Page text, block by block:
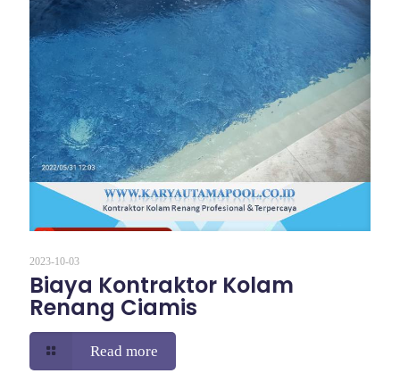
2023-10-03
Biaya Kontraktor Kolam
Renang Ciamis
Read more